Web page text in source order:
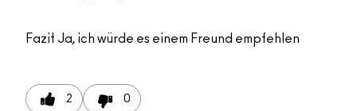
Fazit Ja, ich würde es einem Freund empfehlen
2 0